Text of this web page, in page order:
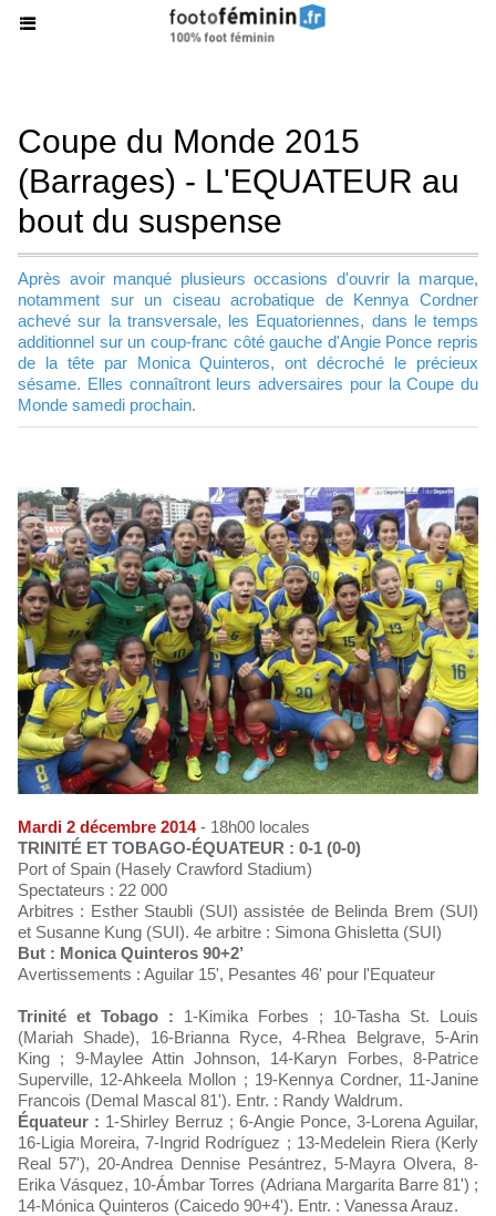
Coupe du Monde 2015
(Barrages) - L'EQUATEUR au
bout du suspense
Après avoir manqué plusieurs occasions d'ouvrir la marque,
notamment sur un ciseau acrobatique de Kennya Cordner
achevé sur la transversale, les Equatoriennes, dans le temps
additionnel sur un coup-franc côté gauche d'Angie Ponce repris
de la tête par Monica Quinteros, ont décroché le précieux
sésame. Elles connaîtront leurs adversaires pour la Coupe du
Monde samedi prochain.
Mardi 2 décembre 2014- 18h00 locales
TRINITÉ ET TOBAGO-ÉQUATEUR : 0-1 (0-0)
Port of Spain (Hasely Crawford Stadium)
Spectateurs : 22 000
Arbitres : Esther Staubli (SUI) assistée de Belinda Brem (SUI)
et Susanne Kung (SUI). 4e arbitre : Simona Ghisletta (SUI)
But : Monica Quinteros 90+2’
Avertissements : Aguilar 15', Pesantes 46' pour l'Equateur
Trinité et Tobago : 1-Kimika Forbes ; 10-Tasha St. Louis
(Mariah Shade), 16-Brianna Ryce, 4-Rhea Belgrave, 5-Arin
King ; 9-Maylee Attin Johnson, 14-Karyn Forbes, 8-Patrice
Superville, 12-Ahkeela Mollon ; 19-Kennya Cordner, 11-Janine
Francois (Demal Mascal 81'). Entr. : Randy Waldrum.
Équateur : 1-Shirley Berruz ; 6-Angie Ponce, 3-Lorena Aguilar,
16-Ligia Moreira, 7-Ingrid Rodríguez ; 13-Medelein Riera (Kerly
Real 57'), 20-Andrea Dennise Pesántrez, 5-Mayra Olvera, 8-
Erika Vásquez, 10-Ámbar Torres (Adriana Margarita Barre 81') ;
14-Mónica Quinteros (Caicedo 90+4'). Entr. : Vanessa Arauz.